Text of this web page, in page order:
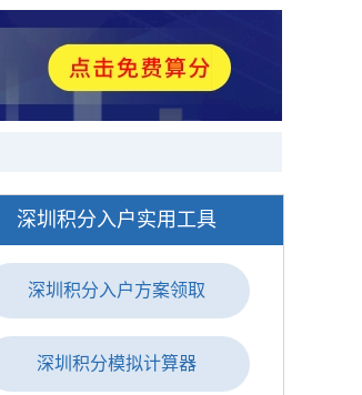
深圳积分入户实用工具
深圳积分入户方案领取
深圳积分模拟计算器